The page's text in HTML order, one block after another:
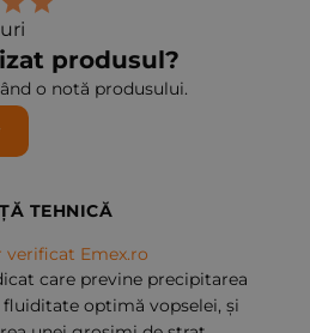
produsul?
o notă produsului.
TEHNICĂ
verificat Emex.ro
care previne precipitarea
fluiditate optimă vopselei, și